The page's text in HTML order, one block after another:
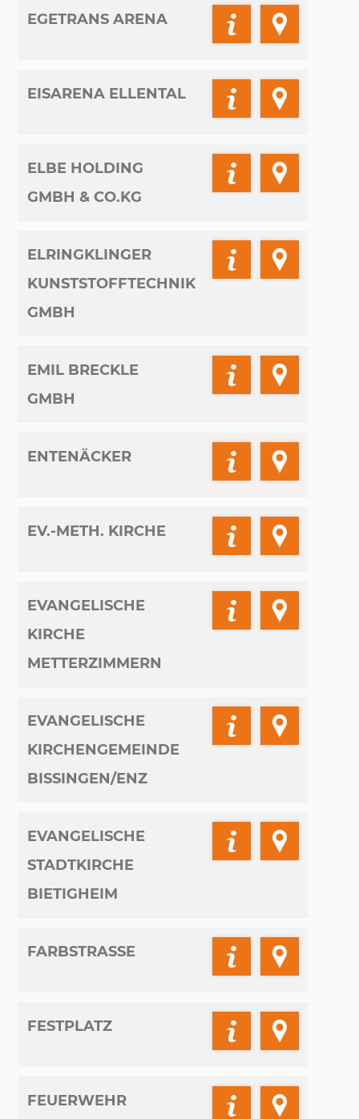
EGETRANS ARENA
EISARENA ELLENTAL
ELBE HOLDING
GMBH & CO.KG
ELRINGKLINGER
KUNSTSTOFFTECHNIK
GMBH
EMIL BRECKLE
GMBH
ENTENÄCKER
EV.-METH. KIRCHE
EVANGELISCHE
KIRCHE
METTERZIMMERN
EVANGELISCHE
KIRCHENGEMEINDE
BISSINGEN/ENZ
EVANGELISCHE
STADTKIRCHE
BIETIGHEIM
FARBSTRASSE
FESTPLATZ
FEUERWEHR